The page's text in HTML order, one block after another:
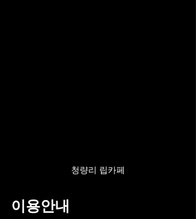
청량리 립카페
이용안내